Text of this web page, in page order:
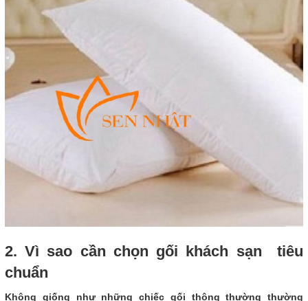
2. Vì sao cần chọn gối khách sạn tiêu
chuẩn
Không giống như những chiếc gối thông thường thường